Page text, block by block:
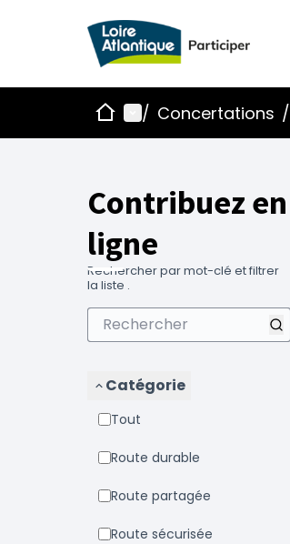
AccueilMenu principal
/ Concertations /
Contribuez en
ligne
Rechercher par mot-clé et filtrer
la liste .
Catégorie
Tout
Route durable
Route partagée
Route sécurisée